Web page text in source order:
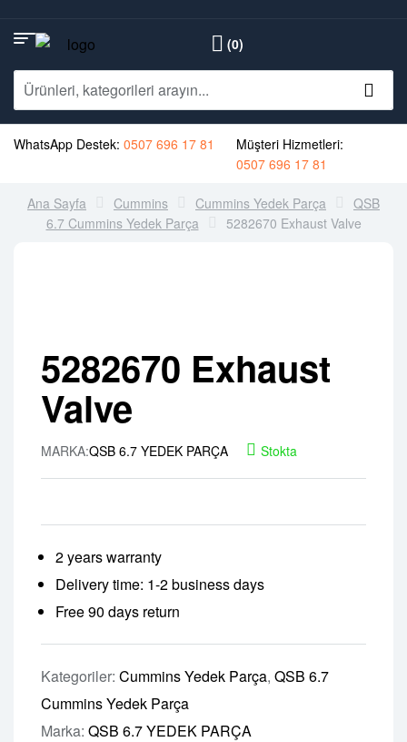
(0)
WhatsApp Destek: 0507 696 17 81
Müşteri Hizmetleri:
0507 696 17 81
Ana Sayfa Cummins Cummins Yedek Parça
QSB
6.7 Cummins Yedek Parça
5282670 Exhaust Valve
5282670 Exhaust
Valve
MARKA:QSB 6.7 YEDEK PARÇA Stokta
2 years warranty
Delivery time: 1-2 business days
Free 90 days return
Kategoriler: Cummins Yedek Parça, QSB 6.7
Cummins Yedek Parça
Marka: QSB 6.7 YEDEK PARÇA